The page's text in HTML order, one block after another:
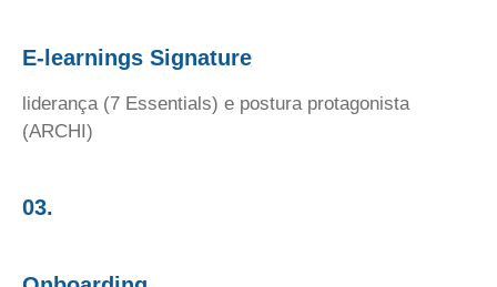
E-learnings Signature
liderança (7 Essentials) e postura protagonista
(ARCHI)
03.